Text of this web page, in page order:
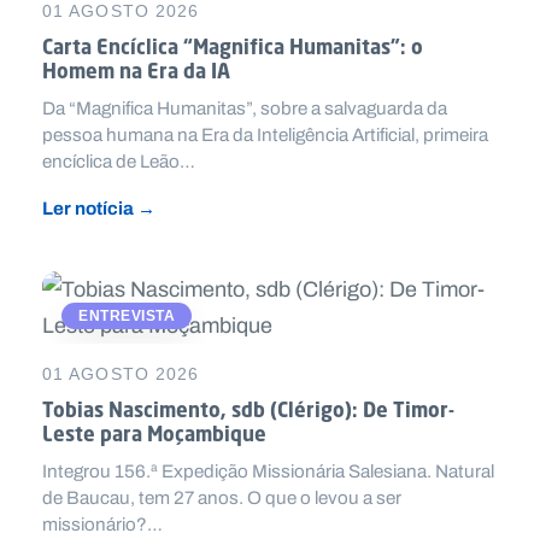
01 AGOSTO 2026
Carta Encíclica “Magnifica Humanitas”: o
Homem na Era da IA
Da “Magnifica Humanitas”, sobre a salvaguarda da
pessoa humana na Era da Inteligência Artificial, primeira
encíclica de Leão…
Ler notícia →
ENTREVISTA
01 AGOSTO 2026
Tobias Nascimento, sdb (Clérigo): De Timor-
Leste para Moçambique
Integrou 156.ª Expedição Missionária Salesiana. Natural
de Baucau, tem 27 anos. O que o levou a ser
missionário?…